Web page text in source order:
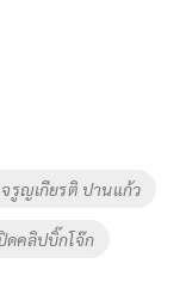
รูญเกียรติ ปานแก้ว
ดคลิปบิ๊กโจ๊ก